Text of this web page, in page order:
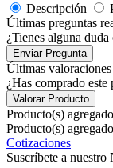
Descripción
Últimas preguntas
¿Tienes alguna
Enviar Pregunta
Últimas
¿Has comprado este
Valorar Producto
Producto(s)
Producto(s)
Cotizaciones
Suscríbete a nuestro